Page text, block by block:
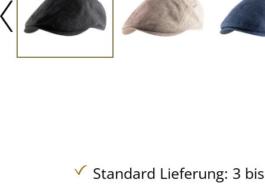
Standard Lieferung: 3